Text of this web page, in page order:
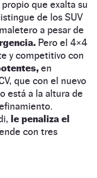
que exalta su
de los SUV
a pesar de
Pero el 4×4
y competitivo con
en
que con el nuevo
está a la altura de
le penaliza el
con tres